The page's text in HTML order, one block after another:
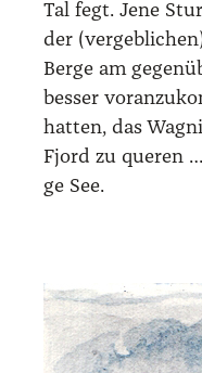
Tal fegt. Jene
der
Ber­ge am
bes­ser
hat­ten, das
Fjord zu que­ren
ge See.